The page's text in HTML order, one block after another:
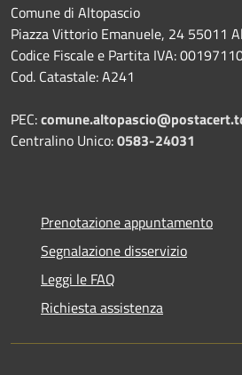
Comune di Altopascio
Piazza Vittorio Emanuele, 24 55011
Codice Fiscale e Partita IVA:
Cod. Catastale: A241
PEC:
Centralino Unico:0583-24031
Prenotazione appuntamento
Segnalazione disservizio
Leggi le FAQ
Richiesta assistenza